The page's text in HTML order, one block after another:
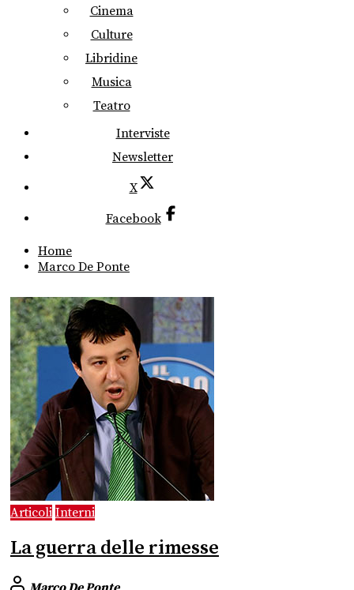
Cinema
Culture
Libridine
Musica
Teatro
Interviste
Newsletter
X
Facebook
Home
Marco De Ponte
Articoli Interni
La guerra delle rimesse